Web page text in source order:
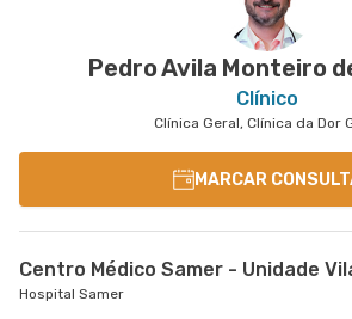
Pedro Avila Monteiro
Clínico
Clínica Geral, Clínica da Dor
MARCAR
Centro Médico Samer - Unidade
Hospital Samer